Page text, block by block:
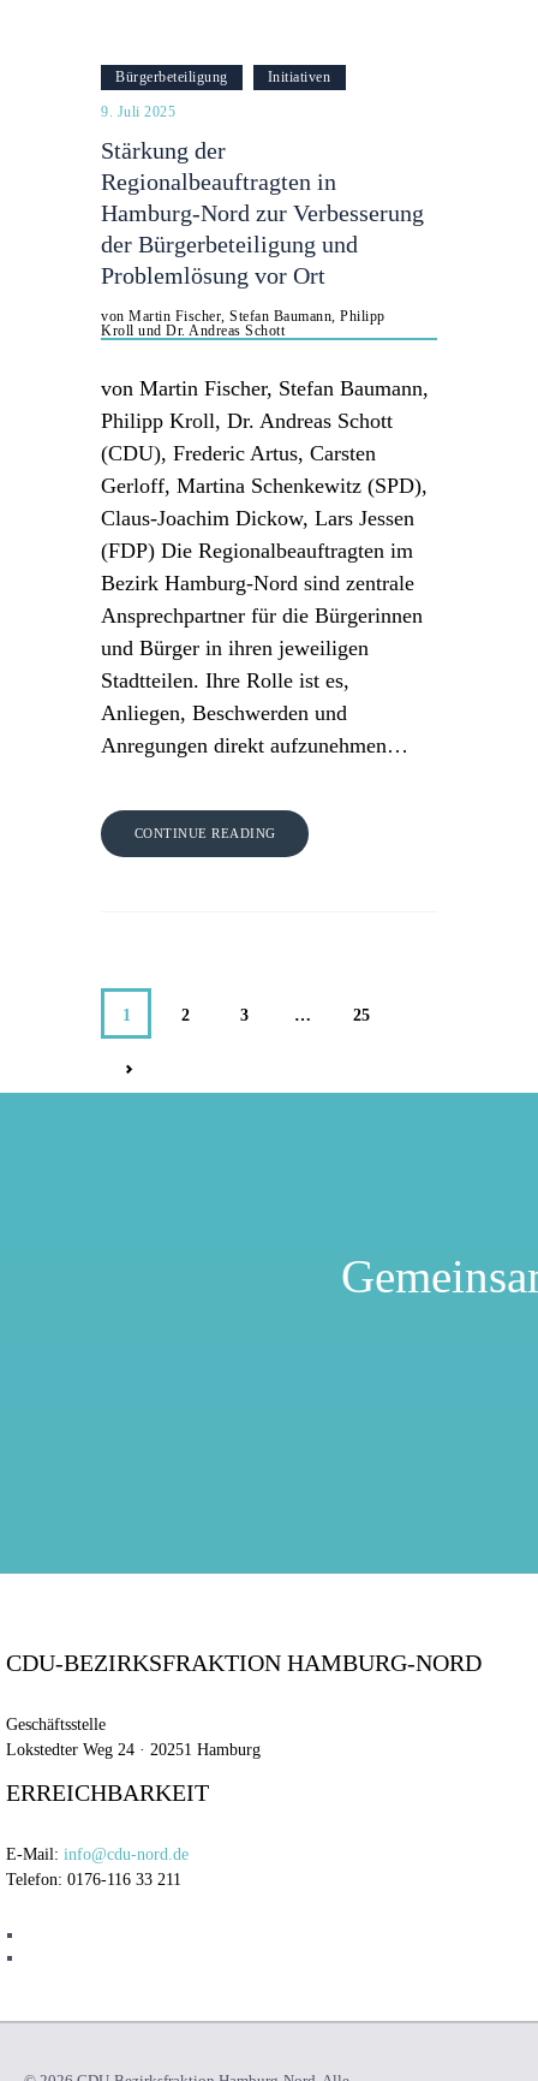
Bürgerbeteiligung Initiativen
9. Juli 2025
Stärkung der
Regionalbeauftragten in
Hamburg-Nord zur Verbesserung
der Bürgerbeteiligung und
Problemlösung vor Ort
von Martin Fischer, Stefan Baumann, Philipp
Kroll und Dr. Andreas Schott
von Martin Fischer, Stefan Baumann,
Philipp Kroll, Dr. Andreas Schott
(CDU), Frederic Artus, Carsten
Gerloff, Martina Schenkewitz (SPD),
Claus-Joachim Dickow, Lars Jessen
(FDP) Die Regionalbeauftragten im
Bezirk Hamburg-Nord sind zentrale
Ansprechpartner für die Bürgerinnen
und Bürger in ihren jeweiligen
Stadtteilen. Ihre Rolle ist es,
Anliegen, Beschwerden und
Anregungen direkt aufzunehmen…
CONTINUE READING
1 2 3 … 25
CDU-BEZIRKSFRAKTION HAMBURG-NORD
Geschäftsstelle
Lokstedter Weg 24 · 20251 Hamburg
ERREICHBARKEIT
E-Mail: info@cdu-nord.de
Telefon: 0176-116 33 211